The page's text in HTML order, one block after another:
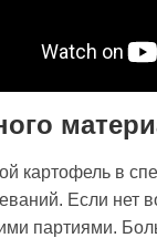
картофель в
Если нет
партиями.